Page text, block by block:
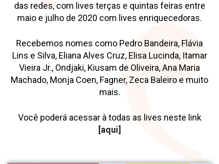
das redes, com lives terças e quintas feiras entre
maio e julho de 2020 com lives enriquecedoras.
Recebemos nomes como Pedro Bandeira, Flávia
Lins e Silva, Eliana Alves Cruz, Elisa Lucinda, Itamar
Vieira Jr., Ondjaki, Kiusam de Oliveira, Ana Maria
Machado, Monja Coen, Fagner, Zeca Baleiro e muito
mais.
Você poderá acessar à todas as lives neste link
[aqui]